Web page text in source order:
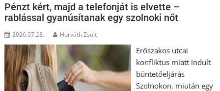
Pénzt kért, majd a telefonját is elvette –
rablással gyanúsítanak egy szolnoki nőt
2026.07.28. Horváth Zsolt
Erőszakos utcai
konfliktus miatt indult
büntetőeljárás
Szolnokon, miután egy